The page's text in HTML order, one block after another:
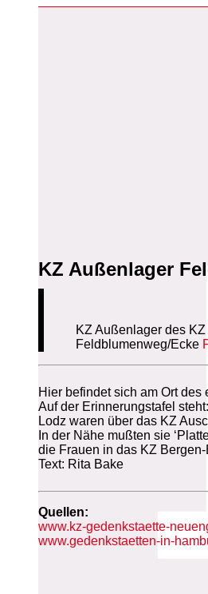
KZ Außenlager
KZ Außenlager des KZ
Feldblumenweg/Ecke
Hier befindet sich am Ort
Auf der Erinnerungstafel
Lodz waren über das KZ
In der Nähe mußten sie
die Frauen in das KZ
Text: Rita Bake
Quellen:
www.kz-gedenkstaette-
www.gedenkstaetten-in-